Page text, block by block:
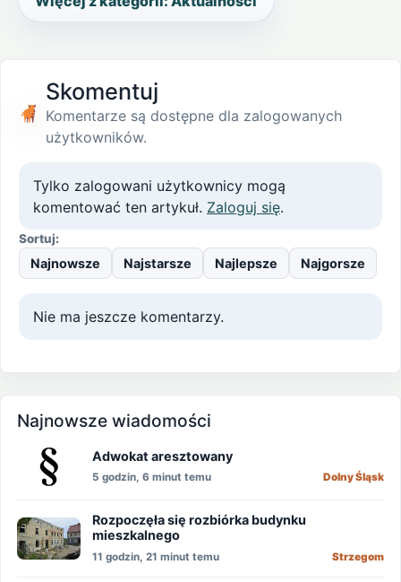
Skomentuj
Komentarze są dostępne dla zalogowanych
użytkowników.
Tylko zalogowani użytkownicy mogą
komentować ten artykuł. Zaloguj się.
Sortuj:
Najnowsze Najstarsze Najlepsze Najgorsze
Nie ma jeszcze komentarzy.
Najnowsze wiadomości
Adwokat aresztowany
5 godzin, 6 minut temu Dolny Śląsk
Rozpoczęła się rozbiórka budynku
mieszkalnego
11 godzin, 21 minut temu Strzegom